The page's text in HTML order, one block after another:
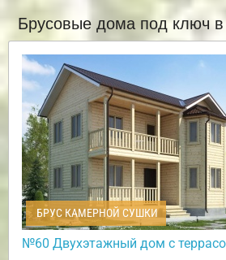
Брусовые дома под ключ
БРУС КАМЕРНОЙ СУШКИ
№60 Двухэтажный дом с